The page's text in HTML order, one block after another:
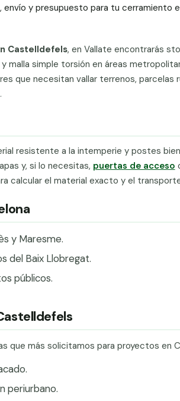
y presupuesto para tu cerramiento
Castelldefels, en Vallate encontrarás
malla simple torsión en áreas
que necesitan vallar terrenos, parcelas
resistente a la intemperie y postes
y, si lo necesitas, puertas de acceso
calcular el material exacto y el
y Maresme.
del Baix Llobregat.
públicos.
que más solicitamos para proyectos en
periurbano.